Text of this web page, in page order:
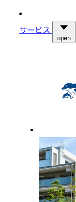
サービス
open